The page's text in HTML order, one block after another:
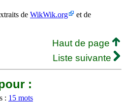
de WikWik.org
et de
Haut de page
Liste suivante
:
: 15 mots